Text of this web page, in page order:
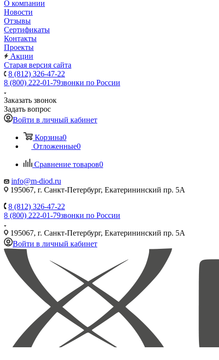
О компании
Новости
Отзывы
Сертификаты
Контакты
Проекты
Акции
Старая версия сайта
8 (812) 326-47-22
8 (800) 222-01-79звонки по России
Заказать звонок
Задать вопрос
Войти в личный кабинет
Корзина0
Отложенные0
Сравнение товаров0
info@m-diod.ru
195067, г. Санкт-Петербург, Екатерининский пр. 5А
8 (812) 326-47-22
8 (800) 222-01-79звонки по России
195067, г. Санкт-Петербург, Екатерининский пр. 5А
Войти в личный кабинет